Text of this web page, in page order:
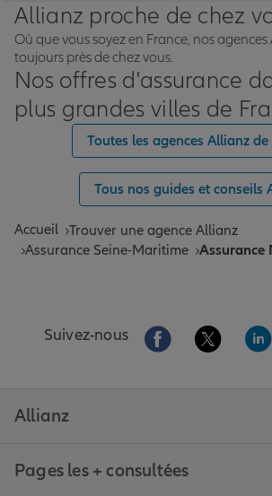
Allianz proche de chez
Où que vous soyez en France, nos
toujours près de chez vous.
Nos offres d'assurance
plus grandes villes de
Toutes les agences Allianz
Tous nos guides et conseils
Accueil Trouver une agence Allianz
Assurance Seine-Maritime Assurance
Suivez-nous Aller sur la page
Aller sur
Allianz
Pages les + consultées